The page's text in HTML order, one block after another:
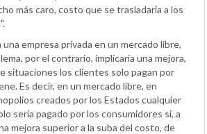
más caro, costo que se trasladaría a los
empresa privada en un mercado libre,
por el contrario, implicaría una mejora,
situaciones los clientes solo pagan por
Es decir, en un mercado libre, en
creados por los Estados cualquier
sería pagado por los consumidores si, a
mejora superior a la suba del costo, de